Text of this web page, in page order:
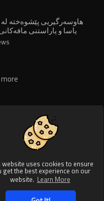
website uses cookies to ensure
get the best experience on our
website. Learn More
هاوسەرگیریی پێشوەختە لە
یاسا و پاراستنی
All rights reserved.